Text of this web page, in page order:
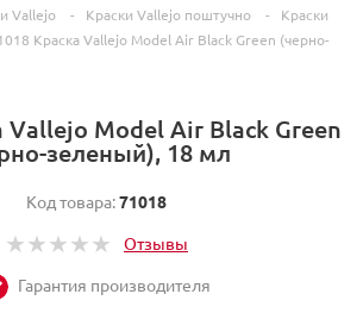
Vallejo - Краски Vallejo поштучно -
Краски
Краска Vallejo Model Air Black Green (черно-
Vallejo Model Air Black Green
зеленый), 18 мл
Код товара:71018
Отзывы
Гарантия производителя